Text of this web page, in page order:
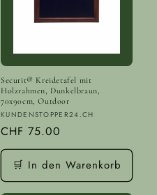
Securit® Kreidetafel mit
Holzrahmen, Dunkelbraun,
70x90cm, Outdoor
Anbieter:
KUNDENSTOPPER24.CH
Normaler
Preis
CHF 75.00
🛒 In den Warenkorb